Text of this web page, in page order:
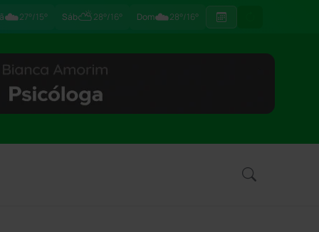
☁️27°/15° Sáb⛅28°/16° Dom☁️28°/16°